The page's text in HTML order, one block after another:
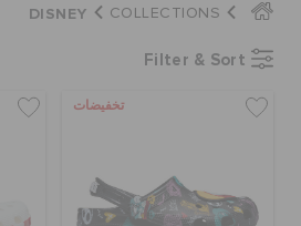
جيبيتز تشارمز
الحقائب
COLLECTIONS
DISNEY
Filter & Sort
تخفيضات